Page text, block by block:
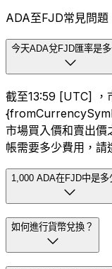
ADA至FJD常見問題
今天ADA兌FJD匯率是多
截至13:59 [UTC] ，
市場買入價和賣出
帳需要多少費用，請
1,000 ADA在FJD中是多
如何進行貨幣兌換？